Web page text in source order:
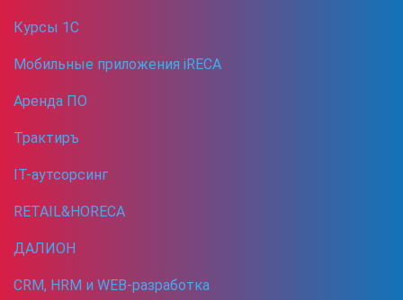
Курсы 1С
Мобильные приложения iRECA
Аренда ПО
Трактиръ
IT-аутсорсинг
RETAIL&HORECA
ДАЛИОН
CRM, HRM и WEB-разработка